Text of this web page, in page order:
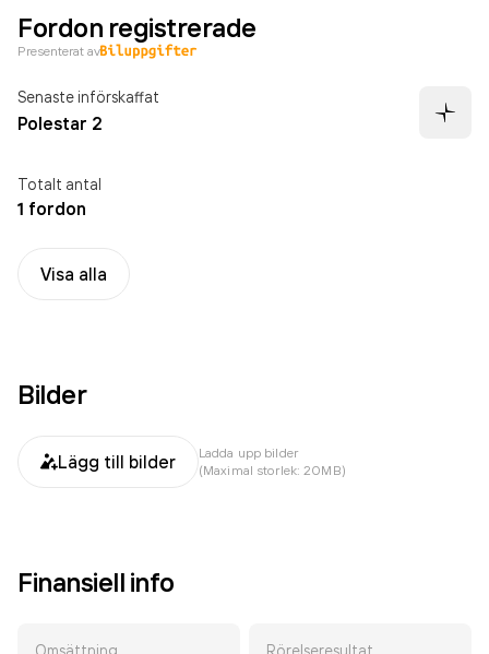
Fordon registrerade
Presenterat av
Senaste införskaffat
Polestar 2
Totalt antal
1 fordon
Visa alla
Bilder
Lägg till bilder
Ladda upp bilder
(Maximal storlek: 20MB)
Finansiell info
Omsättning Rörelseresultat